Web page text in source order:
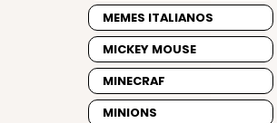
MEMES ITALIANOS
MICKEY MOUSE
MINECRAF
MINIONS